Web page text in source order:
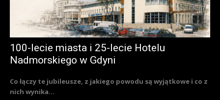
100-lecie miasta i 25-lecie Hotelu
Nadmorskiego w Gdyni
Co łączy te jubileusze, z jakiego powodu są wyjątkowe i co z
nich wynika...